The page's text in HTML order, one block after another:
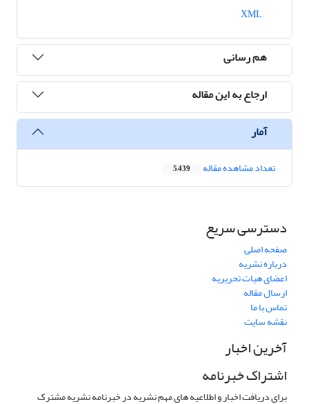
هم رسانی
ارجاع به این مقاله
آمار
تعداد مشاهده مقاله 5,439
دسترسی سریع
صفحه اصلی
درباره نشریه
اعضای هیات تحریریه
ارسال مقاله
تماس با ما
نقشه سایت
آخرین اخبار
اشتراک خبرنامه
برای دریافت اخبار و اطلاعیه های مهم نشریه در خبرنامه نشریه مشترک